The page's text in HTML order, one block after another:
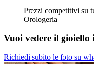
Prezzi competitivi su
Orologeria
Vuoi vedere il gioiello
Richiedi subito le foto su